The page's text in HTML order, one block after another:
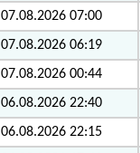
07.08.2026 07:00
07.08.2026 06:19
07.08.2026 00:44
06.08.2026 22:40
06.08.2026 22:15